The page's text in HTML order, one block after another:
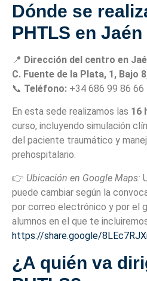
Dónde se
PHTLS en Jaén
📍 Dirección del centro en
C. Fuente de la Plata, 1, Bajo
📞 Teléfono: +34 686 99 86 66
En esta sede realizamos las 16
curso, incluyendo simulación
del paciente traumático y
prehospitalario.
👉 Ubicación en Google Maps:
puede cambiar según la
por correo electrónico y por el
alumnos en el que te
https://share.google/
¿A quién va